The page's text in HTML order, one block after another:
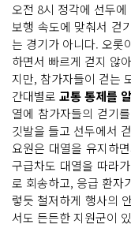
오전 8시 정각에 선두
보행 속도에 맞춰서 걷
는 경기가 아니다. 오롯
하면서 빠르게 걷지 않
지만, 참가자들이 걷는
간대별로 교통 통제를
열에 참가자들의 걷기
깃발을 들고 선두에서
요원은 대열을 유지하
구급차도 대열을 따라
로 회송하고, 응급 환자
렇듯 철저하게 행사의
서도 든든한 지원군이